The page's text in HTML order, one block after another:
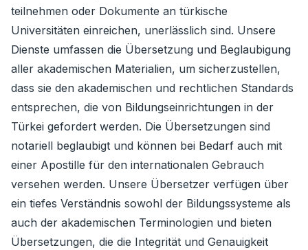
teilnehmen oder Dokumente an türkische
Universitäten einreichen, unerlässlich sind. Unsere
Dienste umfassen die Übersetzung und Beglaubigung
aller akademischen Materialien, um sicherzustellen,
dass sie den akademischen und rechtlichen Standards
entsprechen, die von Bildungseinrichtungen in der
Türkei gefordert werden. Die Übersetzungen sind
notariell beglaubigt und können bei Bedarf auch mit
einer Apostille für den internationalen Gebrauch
versehen werden. Unsere Übersetzer verfügen über
ein tiefes Verständnis sowohl der Bildungssysteme als
auch der akademischen Terminologien und bieten
Übersetzungen, die die Integrität und Genauigkeit